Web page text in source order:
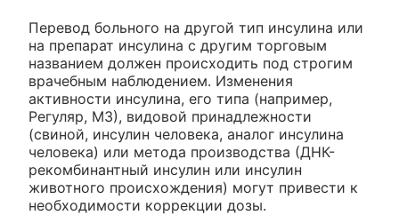
Перевод больного на другой тип инсулина или
на препарат инсулина с другим торговым
названием должен происходить под строгим
врачебным наблюдением. Изменения
активности инсулина, его типа (например,
Регуляр, М3), видовой принадлежности
(свиной, инсулин человека, аналог инсулина
человека) или метода производства (ДНК-
рекомбинантный инсулин или инсулин
животного происхождения) могут привести к
необходимости коррекции дозы.